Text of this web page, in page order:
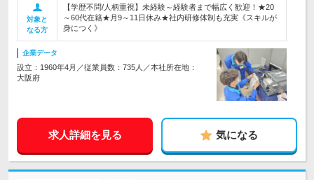
対象と
なる方
【学歴不問/人柄重視】未経験～経験者まで幅広く歓迎！★20
～60代在籍★月9～11日休み★社内研修体制も充実《スキルが
身につく》
企業データ
設立：1960年4月／従業員数：735人／本社所在地：
大阪府
求人詳細を見る 気になる